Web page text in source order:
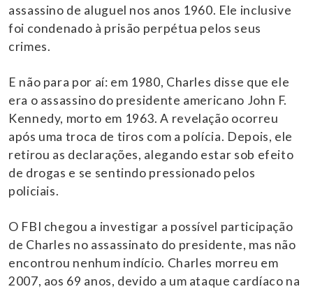
assassino de aluguel nos anos 1960. Ele inclusive
foi condenado à prisão perpétua pelos seus
crimes.
E não para por aí: em 1980, Charles disse que ele
era o assassino do presidente americano John F.
Kennedy, morto em 1963. A revelação ocorreu
após uma troca de tiros com a polícia. Depois, ele
retirou as declarações, alegando estar sob efeito
de drogas e se sentindo pressionado pelos
policiais.
O FBI chegou a investigar a possível participação
de Charles no assassinato do presidente, mas não
encontrou nenhum indício. Charles morreu em
2007, aos 69 anos, devido a um ataque cardíaco na